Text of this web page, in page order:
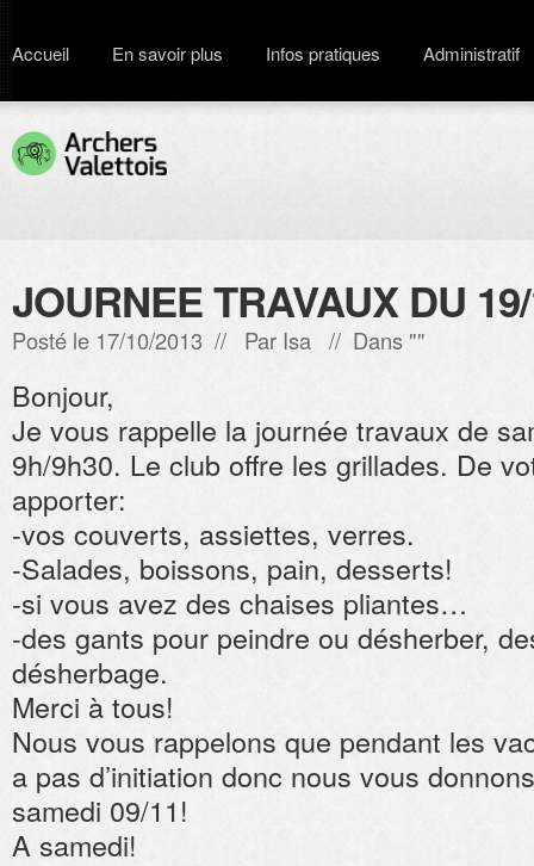
Accueil En savoir plus Infos pratiques Administratif
JOURNEE TRAVAUX DU
Posté le 17/10/2013 // Par Isa // Dans ""
Bonjour,
Je vous rappelle la journée travaux de
9h/9h30. Le club offre les grillades. De
apporter:
-vos couverts, assiettes, verres.
-Salades, boissons, pain, desserts!
-si vous avez des chaises pliantes…
-des gants pour peindre ou désherber,
désherbage.
Merci à tous!
Nous vous rappelons que pendant les
a pas d’initiation donc nous vous
samedi 09/11!
A samedi!